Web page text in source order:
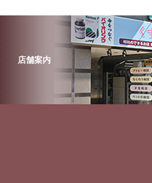
店舗案内